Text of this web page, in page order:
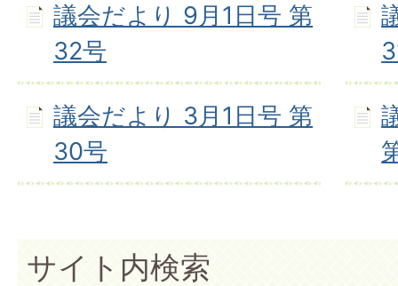
議会だより 9月1日号 第
32号
議会だより 3月1日号 第
30号
サイト内検索